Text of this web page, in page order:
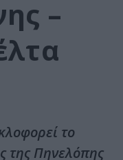
–
το
της Πηνελόπης